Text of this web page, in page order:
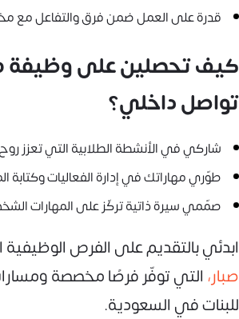
قدرة على العمل ضمن فرق والتفاعل مع
كيف تحصلين على وظيفة
تواصل داخلي؟
شاركي في الأنشطة الطلابية التي تعزز
طوّري مهاراتك في إدارة الفعاليات وكتابة
صمّمي سيرة ذاتية تركّز على المهارات
ابدئي بالتقديم على الفرص الوظيفية
صبار، التي توفّر فرصًا مخصصة
للبنات في السعودية.